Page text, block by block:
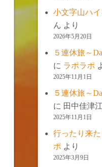
小文字山ハ
ん より
2026年5月20日
５連休旅～
に ラポラポ
2025年11月1日
５連休旅～
に 田中佳津
2025年11月1日
行ったり来
ポ より
2025年3月9日